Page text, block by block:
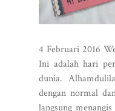
4 Februari 2016
Ini adalah hari
dunia.
dengan normal
langsung